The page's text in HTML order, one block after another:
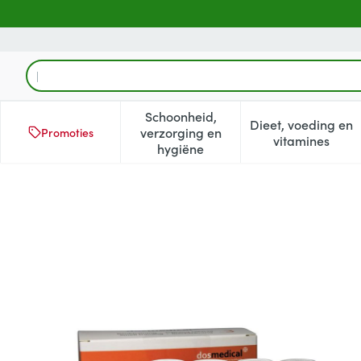
Product, merk, categorie...
Promoties
Schoonheid,
verzorging en
hygiëne
Toon submenu voor
Dieet, voeding en
vitamines
Toon
Reuktraining Dos Medical